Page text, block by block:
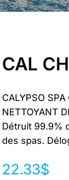
CAL
CALYPSO
NETTOYANT
Détruit 99.9%
des spas.
22.33$